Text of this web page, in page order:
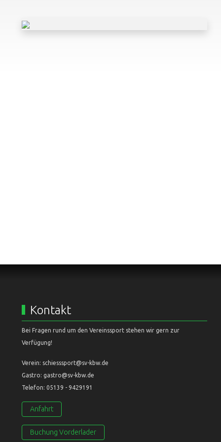
Kontakt
Bei Fragen rund um den Vereinssport stehen wir gern zur
Verfügung!
Verein: schiesssport@sv-kbw.de
Gastro: gastro@sv-kbw.de
Telefon: 05139 - 9429191
Anfahrt
Buchung Vorderlader